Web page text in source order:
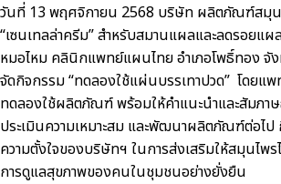
วันที่ 13พฤศจิกายน 2568 บริษัท ผลิตภัณฑ์สมุน
“เซนเทลล่าครีม”สำหรับสมานแผลและลดรอยแ
หมอไหม คลินิกแพทย์แผนไทย อำเภอโพธิ์ทอง จั
จัดกิจกรรม“ทดลองใช้แผ่นบรรเทาปวด” โดยแ
ทดลองใช้ผลิตภัณฑ์ พร้อมให้คำแนะนำและสัมภา
ประเมินความเหมาะสม และพัฒนาผลิตภัณฑ์ต่อไ
ความตั้งใจของบริษัทฯ ในการส่งเสริมให้สมุนไพ
การดูแลสุขภาพของคนในชุมชนอย่างยั่งยืน